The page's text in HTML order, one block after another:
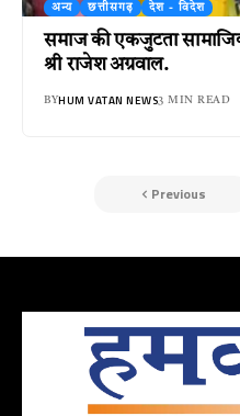
अन्य छत्तीसगढ़ देश - विदेश
समाज की एकजुटता
श्री राजेश अग्रवाल.
BYHUM VATAN NEWS3 MIN READ
Previous